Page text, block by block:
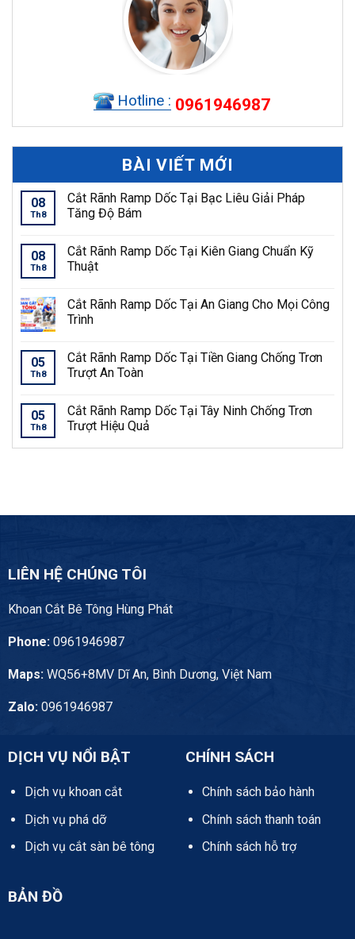
Hotline : 0961946987
BÀI VIẾT MỚI
08
Th8
Cắt Rãnh Ramp Dốc Tại Bạc Liêu Giải Pháp
Tăng Độ Bám
08
Th8
Cắt Rãnh Ramp Dốc Tại Kiên Giang Chuẩn Kỹ
Thuật
Cắt Rãnh Ramp Dốc Tại An Giang Cho Mọi Công
Trình
05
Th8
Cắt Rãnh Ramp Dốc Tại Tiền Giang Chống Trơn
Trượt An Toàn
05
Th8
Cắt Rãnh Ramp Dốc Tại Tây Ninh Chống Trơn
Trượt Hiệu Quả
LIÊN HỆ CHÚNG TÔI
Khoan Cắt Bê Tông Hùng Phát
Phone:0961946987
Maps:WQ56+8MV Dĩ An, Bình Dương, Việt Nam
Zalo:0961946987
DỊCH VỤ NỔI BẬT
Dịch vụ khoan cắt
Dịch vụ phá dỡ
Dịch vụ cắt sàn bê tông
CHÍNH SÁCH
Chính sách bảo hành
Chính sách thanh toán
Chính sách hỗ trợ
BẢN ĐỒ